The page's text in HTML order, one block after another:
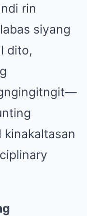
rin
siyang
dito,
kinakaltasan